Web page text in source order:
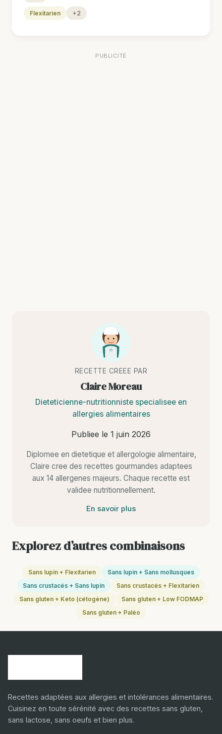
Flexitarien +2
PUBLICITÉ
RECETTE CREEE PAR
Claire Moreau
Dieteticienne-nutritionniste specialisee en
allergies alimentaires
Publiee le 1 juin 2026
Diplomee en dietetique et allergologie alimentaire,
Claire cree des recettes gourmandes adaptees
aux 14 allergenes majeurs. Chaque recette est
validee nutritionnellement.
En savoir plus
Explorez d’autres combinaisons
Sans lupin + Flexitarien
Sans lupin + Sans mollusques
Sans crustacés + Sans lupin
Sans crustacés + Flexitarien
Sans gluten + Keto (cétogène)
Sans gluten + Low FODMAP
Sans gluten + Paléo
Recettes adaptées aux allergies et intolérances alimentaires.
Cuisinez en toute sérénité avec des recettes sans gluten,
sans lactose, sans oeufs et bien plus.